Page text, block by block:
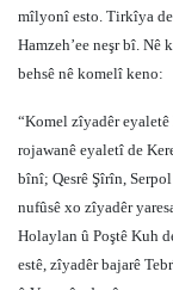
mîlyonî esto. Tirkîya de
Hamzeh’ee neşr bî. Nê
behsê nê komelî keno:
“Komel zîyadêr
rojawanê eyaletî de
bînî; Qesrê Şîrîn,
nufûsê xo zîyadêr
Holaylan û Poştê Kuh
estê, zîyadêr bajarê